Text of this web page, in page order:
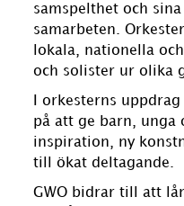
samspelthet och
samarbeten.
lokala, nationella
och solister ur olika
I orkesterns
på att ge barn, unga
inspiration, ny
till ökat deltagande.
GWO bidrar till att